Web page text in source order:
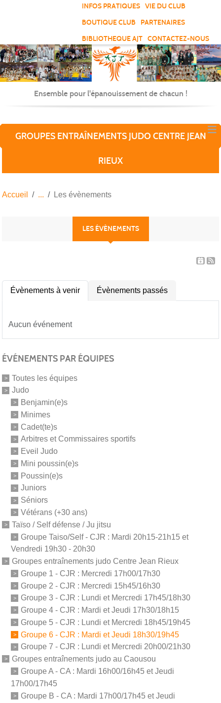
INFOS PRATIQUES
VIE DU CLUB
BOUTIQUE CLUB
PARTENAIRES
BIBLIOTHEQUE AJT
CONTACTEZ-NOUS
Ensemble pour l'épanouissement de chacun !
GROUPES ENTRAÎNEMENTS JUDO CENTRE JEAN
RIEUX
Accueil Les évènements
LES ÉVÈNEMENTS
Évènements à venir Évènements passés
Aucun événement
ÉVÉNEMENTS PAR ÉQUIPES
Toutes les équipes
Judo
Benjamin(e)s
Minimes
Cadet(te)s
Arbitres et Commissaires sportifs
Eveil Judo
Mini poussin(e)s
Poussin(e)s
Juniors
Séniors
Vétérans (+30 ans)
Taïso / Self défense / Ju jitsu
Groupe Taiso/Self - CJR : Mardi 20h15-21h15 et
Vendredi 19h30 - 20h30
Groupes entraînements judo Centre Jean Rieux
Groupe 1 - CJR : Mercredi 17h00/17h30
Groupe 2 - CJR : Mercredi 15h45/16h30
Groupe 3 - CJR : Lundi et Mercredi 17h45/18h30
Groupe 4 - CJR : Mardi et Jeudi 17h30/18h15
Groupe 5 - CJR : Lundi et Mercredi 18h45/19h45
Groupe 6 - CJR : Mardi et Jeudi 18h30/19h45
Groupe 7 - CJR : Lundi et Mercredi 20h00/21h30
Groupes entraînements judo au Caousou
Groupe A - CA : Mardi 16h00/16h45 et Jeudi
17h00/17h45
Groupe B - CA : Mardi 17h00/17h45 et Jeudi
Panneau de gestion des cookies